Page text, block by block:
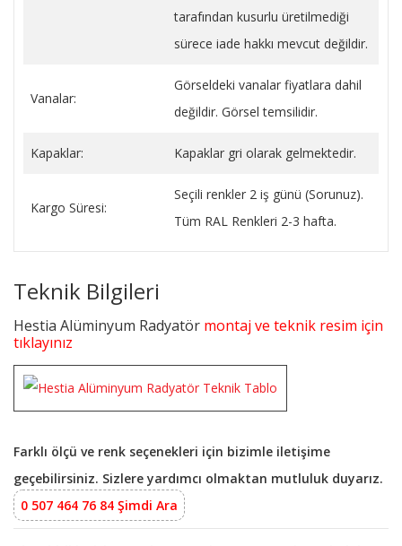
tarafından kusurlu üretilmediği
sürece iade hakkı mevcut değildir.
Vanalar:
Görseldeki vanalar fiyatlara dahil
değildir. Görsel temsilidir.
Kapaklar: Kapaklar gri olarak gelmektedir.
Kargo Süresi:
Seçili renkler 2 iş günü (Sorunuz).
Tüm RAL Renkleri 2-3 hafta.
Teknik Bilgileri
Hestia Alüminyum Radyatör montaj ve teknik resim için
tıklayınız
Farklı ölçü ve renk seçenekleri için bizimle iletişime
geçebilirsiniz. Sizlere yardımcı olmaktan mutluluk duyarız.
0 507 464 76 84 Şimdi Ara